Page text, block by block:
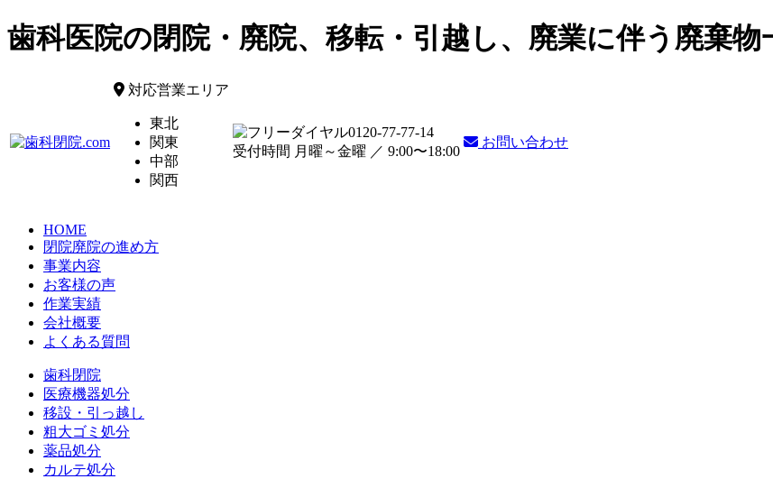
歯科医院の閉院・廃院、移転・引越し、廃業に伴う廃棄物
対応営業エリア
東北
関東
中部
関西
0120-77-77-14
受付時間 月曜～金曜 ／ 9:00〜18:00
お問い合わせ
HOME
閉院廃院の進め方
事業内容
お客様の声
作業実績
会社概要
よくある質問
歯科閉院
医療機器処分
移設・引っ越し
粗大ゴミ処分
薬品処分
カルテ処分